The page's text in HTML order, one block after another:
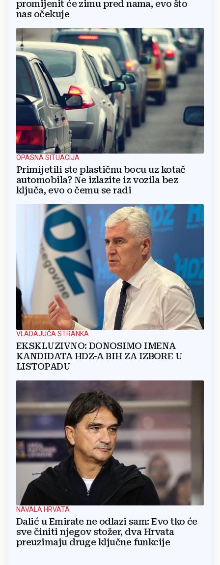
promijenit će zimu pred nama, evo što
nas očekuje
OPASNA SITUACIJA
Primijetili ste plastičnu bocu uz kotač
automobila? Ne izlazite iz vozila bez
ključa, evo o čemu se radi
VLADAJUĆA STRANKA
EKSKLUZIVNO: DONOSIMO IMENA
KANDIDATA HDZ-A BIH ZA IZBORE U
LISTOPADU
NAVALA HRVATA
Dalić u Emirate ne odlazi sam: Evo tko će
sve činiti njegov stožer, dva Hrvata
preuzimaju druge ključne funkcije